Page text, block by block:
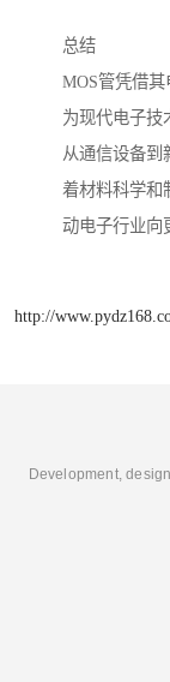
总结
MOS管凭借
为现代电子技
从通信设备到
着材料科学和
动电子行业向
http://
Development,